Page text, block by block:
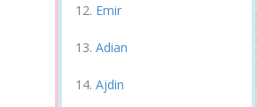
Emir
Adian
Ajdin